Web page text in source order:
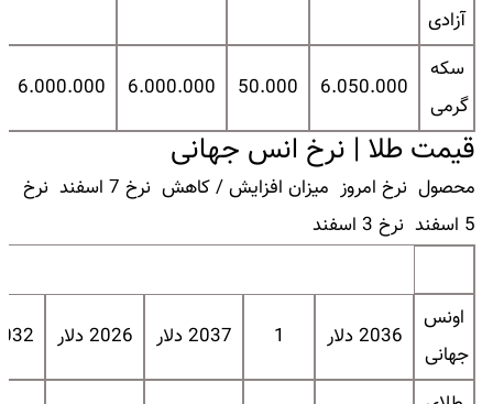
آزادی
سکه
گرمی
6.050.000
50.000
6.000.000
6.000.000
قیمت طلا | نرخ انس جهانی
محصول نرخ امروز میزان افزایش / کاهش نرخ 7 اسفند نرخ
5 اسفند نرخ 3 اسفند
اونس
جهانی
2036 دلار 1 2037 دلار 2026 دلار 2032